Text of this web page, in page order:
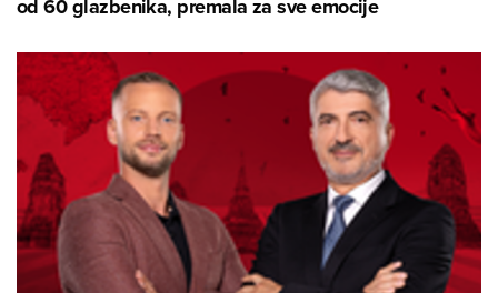
od 60 glazbenika, premala za sve emocije